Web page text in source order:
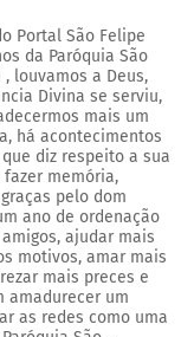
Portal São Felipe
da Paróquia São
louvamos a Deus,
Divina se serviu,
mais um
há acontecimentos
diz respeito a sua
memória,
pelo dom
ano de ordenação
ajudar mais
motivos, amar mais
mais preces e
amadurecer um
as redes como uma